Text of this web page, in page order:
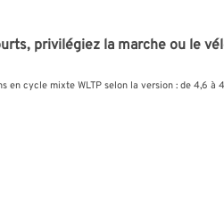
privilégiez la marche ou le
en cycle mixte WLTP selon la version : de 4,6